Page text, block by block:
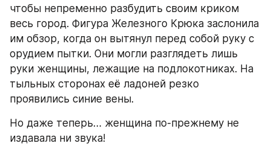
чтобы непременно разбудить своим криком
весь город. Фигура Железного Крюка заслонила
им обзор, когда он вытянул перед собой руку с
орудием пытки. Они могли разглядеть лишь
руки женщины, лежащие на подлокотниках. На
тыльных сторонах её ладоней резко
проявились синие вены.
Но даже теперь… женщина по-прежнему не
издавала ни звука!